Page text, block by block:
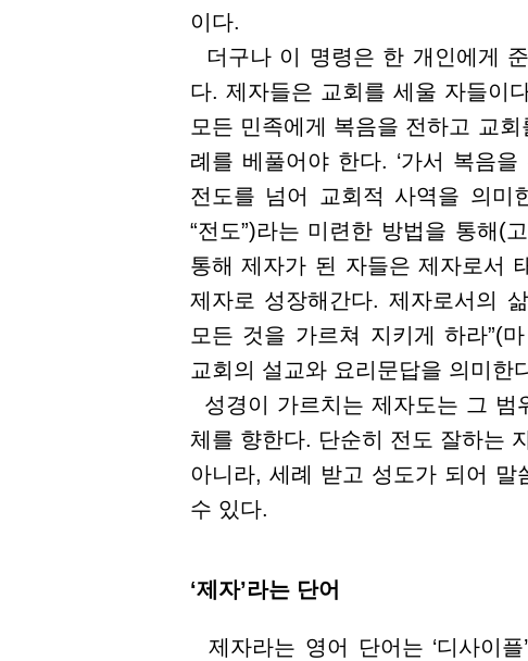
이다.
더구나 이 명령은 한 개인에게
다. 제자들은 교회를 세울 자들이
모든 민족에게 복음을 전하고 교
례를 베풀어야 한다. ‘가서 복음
전도를 넘어 교회적 사역을 의미
“전도”)라는 미련한 방법을 통해(
통해 제자가 된 자들은 제자로서
제자로 성장해간다. 제자로서의
모든 것을 가르쳐 지키게 하라”(
교회의 설교와 요리문답을 의미한
성경이 가르치는 제자도는 그 범
체를 향한다. 단순히 전도 잘하는
아니라, 세례 받고 성도가 되어
수 있다.
‘제자’라는 단어
제자라는 영어 단어는 ‘디사이플